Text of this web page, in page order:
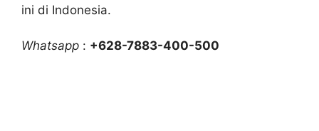
ini di Indonesia.
Whatsapp : +628-7883-400-500